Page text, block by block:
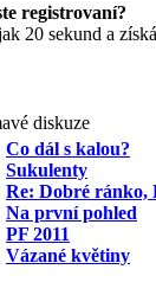
registrovaní?
20 sekund a
diskuze
Co dál s kalou?
Sukulenty
Re: Dobré ránko,
Na první pohled
PF 2011
Vázané květiny